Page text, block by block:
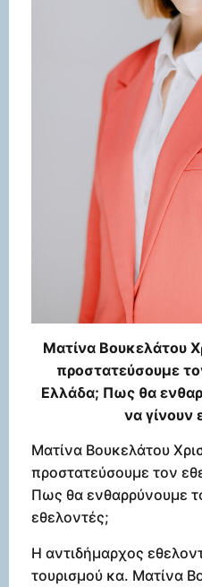
Ματίνα Βουκελάτου
προστατεύσουμε
Ελλάδα; Πως θα
να γίνουν
Ματίνα Βουκελάτου
προστατεύσουμε τον
Πως θα ενθαρρύνουμε
εθελοντές;
Η αντιδήμαρχος
τουρισμού κα. Ματίνα